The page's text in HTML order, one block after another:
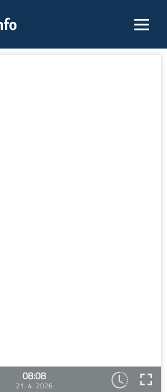
08:08
21. 4. 2026